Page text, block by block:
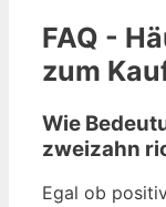
FAQ -
zum
Wie
zweizahn
Egal ob